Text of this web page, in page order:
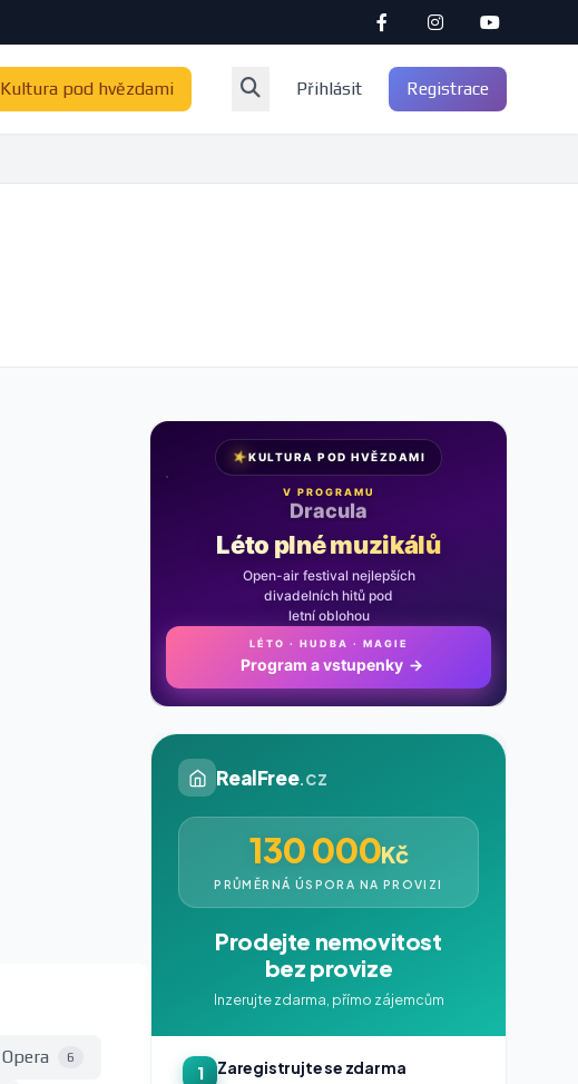
Kultura pod hvězdami Přihlásit Registrace
Opera 6
★KULTURA POD HVĚZDAMI
V PROGRAMU
Noc na Karlštejně
Léto plné muzikálů
Open-air festival nejlepších
divadelních hitů pod
letní oblohou
LÉTO · HUDBA · MAGIE
Program a vstupenky →
RealFree.cz
130 000Kč
PRŮMĚRNÁ ÚSPORA NA PROVIZI
Prodejte nemovitost
bez provize
Inzerujte zdarma, přímo zájemcům
1 Zaregistrujte se zdarma